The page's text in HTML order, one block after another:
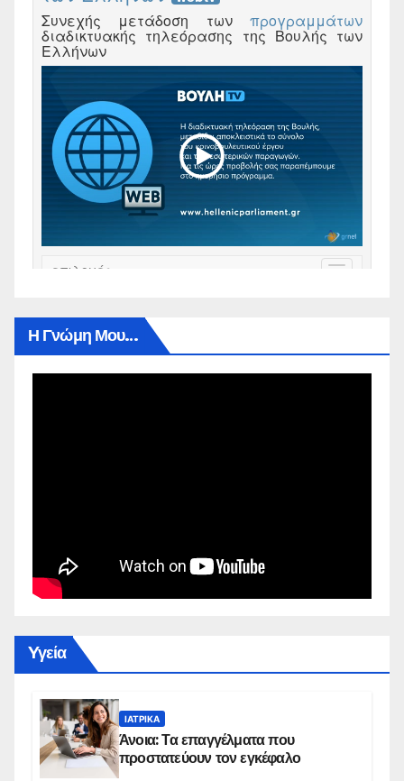
Η Γνώμη Μου…
Yγεία
ΙΑΤΡΙΚΆ
Άνοια: Τα επαγγέλματα που
προστατεύουν τον εγκέφαλο